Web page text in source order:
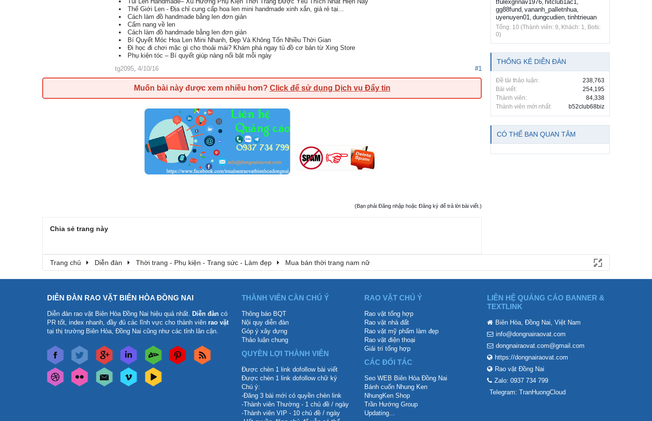
Thế Giới Len - Địa chỉ cung cấp hoa len mini handmade xinh xắn, giá rẻ tại...
Cách làm đồ handmade bằng len đơn giản
Cẩm nang về len
Cách làm đồ handmade bằng len đơn giản
Bí Quyết Móc Hoa Len Mini Nhanh, Đẹp Và Không Tốn Nhiều Thời Gian
Đi học đi chơi mặc gì cho thoải mái? Khám phá ngay tủ đồ cơ bản từ Xing Store
Phụ kiện tóc – Bí quyết giúp nàng nổi bật mỗi ngày
tg2095, 4/10/16 #1
Muốn bài này được xem nhiều hơn? Click để sử dụng Dịch vụ Đẩy tin
(Bạn phải Đăng nhập hoặc Đăng ký để trả lời bài viết.)
Chia sẻ trang này
tfulexgrinav1976, hitclub1ac1,
gg88fund, vananh_palletnhua,
uyenuyen01, dungcudien, tinhtrieuan
Tổng: 10 (Thành viên: 9, Khách: 1, Bots:
0)
THỐNG KÊ DIỄN ĐÀN
Đề tài thảo luận:
238,763
Bài viết:
254,195
Thành viên:
84,338
Thành viên mới nhất:
b52club68biz
CÓ THỂ BẠN QUAN TÂM
Trang chủ Diễn đàn Thời trang - Phụ kiện - Trang sức - Làm đẹp Mua bán thời trang nam nữ
DIỄN ĐÀN RAO VẶT BIÊN HÒA ĐỒNG NAI
Diễn đàn rao vặt Biên Hòa Đồng Nai hiệu quả nhất. Diễn đàn có
PR tốt, index nhanh, đầy đủ các lĩnh vực cho thành viên rao vặt
tại thị trường Biên Hòa, Đồng Nai cũng như các tỉnh lân cận.
THÀNH VIÊN CẦN CHÚ Ý
Thông báo BQT
Nội quy diễn đàn
Góp ý xây dựng
Thảo luận chung
QUYỀN LỢI THÀNH VIÊN
Được chèn 1 link dofollow bài viết
Được chèn 1 link dofollow chữ ký
Chú ý:
-Đăng 3 bài mới có quyền chèn link
-Thành viên Thường - 1 chủ đề / ngày
-Thành viên VIP - 10 chủ đề / ngày
RAO VẶT CHÚ Ý
Rao vặt tổng hợp
Rao vặt nhà đất
Rao vặt mỹ phẩm làm đẹp
Rao vặt điện thoại
Giải trí tổng hợp
CÁC ĐỐI TÁC
Seo WEB Biên Hòa Đồng Nai
Bánh cuốn Nhung Ken
NhungKen Shop
Trần Hướng Group
Updating...
LIÊN HỆ QUẢNG CÁO BANNER &
TEXTLINK
Biên Hòa, Đồng Nai, Việt Nam
info@dongnairaovat.com
dongnairaovat.com@gmail.com
https://dongnairaovat.com
Rao vặt Đồng Nai
Zalo: 0937 734 799
Telegram: TranHuongCloud